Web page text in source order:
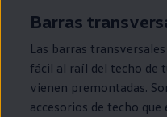
Barras
Las barras
fácil al raíl del techo de
vienen premontadas.
accesorios de techo